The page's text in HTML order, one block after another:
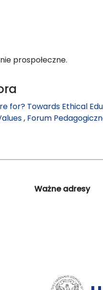
prospołeczne.
for? Towards Ethical
, Forum
Ważne adresy